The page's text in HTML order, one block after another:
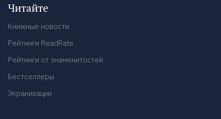
Читайте
Книжные новости
Рейтинги ReadRate
Рейтинги от знаменитостей
Бестселлеры
Экранизации